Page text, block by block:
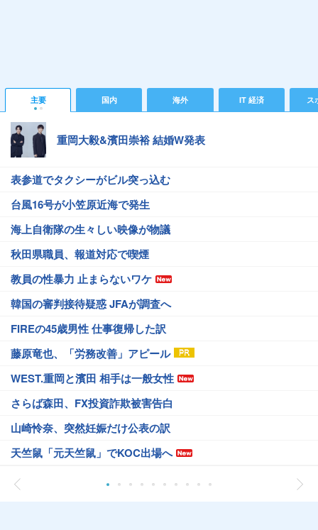
主要 国内 海外 IT 経済 ス
重岡大毅&濱田崇裕 結婚W発表
表参道でタクシーがビル突っ込む
台風16号が小笠原近海で発生
海上自衛隊の生々しい映像が物議
秋田県職員、報道対応で喫煙
教員の性暴力 止まらないワケ
韓国の審判接待疑惑 JFAが調査へ
FIREの45歳男性 仕事復帰した訳
藤原竜也、「労務改善」アピール
WEST.重岡と濱田 相手は一般女性
さらば森田、FX投資詐欺被害告白
山崎怜奈、突然妊娠だけ公表の訳
天竺鼠「元天竺鼠」でKOC出場へ